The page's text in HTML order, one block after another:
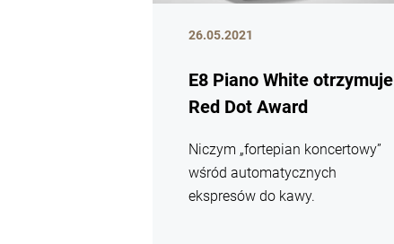
26.05.2021
E8 Piano White otrzymuje
Red Dot Award
Niczym „fortepian koncertowy”
wśród automatycznych
ekspresów do kawy.